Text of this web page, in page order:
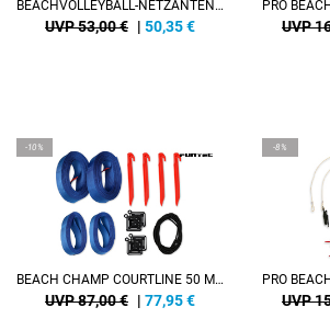
BEACHVOLLEYBALL-NETZANTENNEN PLUS, 2-TEILIG, KLETTVERSCHLUSS-ANTENNENTASCHEN, OPTIMAL FÜR DEN FREIZEITSPORT
UVP 53,00 € | 50,35€ UVP
-10%
BEACH CHAMP COURTLINE 50 MM (FREI JUSTIERBAR, MIT MARKIERUNGEN FÜR 8 X 16 M UND 9 X 18 M)
UVP 87,00 € | 77,95€
-8%
UVP